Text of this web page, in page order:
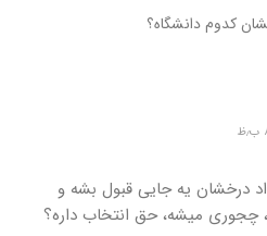
کدوم دانشگاه؟
درخشان یه جایی قبول بشه و
چجوری میشه، حق انتخاب داره؟